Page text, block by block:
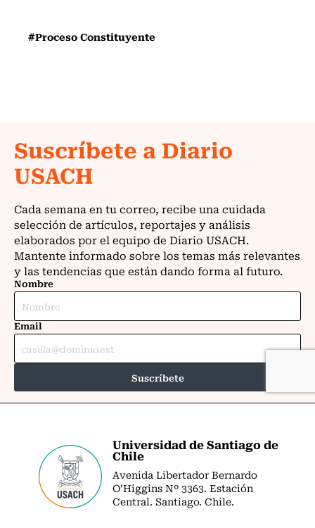
#Proceso Constituyente
Universidad de Santiago de
Chile
Avenida Libertador Bernardo
O’Higgins Nº 3363. Estación
Central. Santiago. Chile.